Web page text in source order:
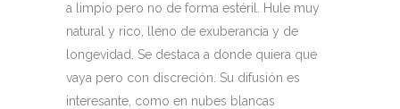
a limpio pero no de forma estéril. Hule muy
natural y rico, lleno de exuberancia y de
longevidad. Se destaca a donde quiera que
vaya pero con discreción. Su difusión es
interesante, como en nubes blancas